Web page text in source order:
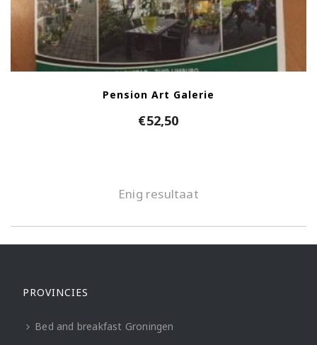
Pension Art Galerie
€52,50
Enig resultaat
PROVINCIES
Bed and breakfast Groningen